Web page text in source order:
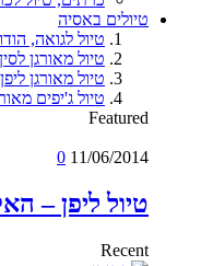
טיולים באסיה
טיול לגואה, הודו
טיול מאורגן לסין
טיול מאורגן ליפן
טיול ג'יפים
Featured
11/06/2014
0
טיול ליפן –
Recent